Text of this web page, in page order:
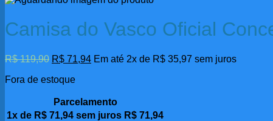
Camisa do Vasco Oficial
R$119,90 O
original
R$ 119,90.
R$ 71,94O
R$ 71,94.
Em até 2x de R$ 35,97 sem juros
Fora de estoque
Parcelamento
1x de R$ 71,94 sem juros R$ 71,94